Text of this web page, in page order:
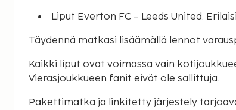
Liput Everton FC – Leeds United.
Täydennä matkasi lisäämällä lennot
Kaikki liput ovat voimassa vain
Vierasjoukkueen fanit eivät ole sallittuja.
Pakettimatka ja linkitetty järjestely